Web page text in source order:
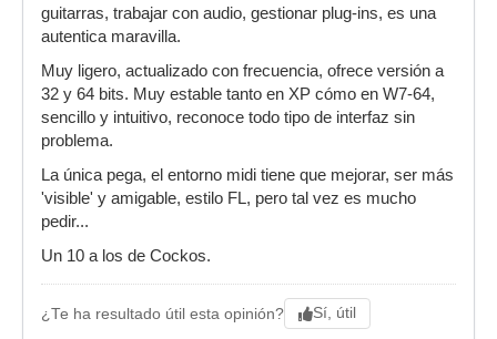
guitarras, trabajar con audio, gestionar plug-ins, es una
autentica maravilla.
Muy ligero, actualizado con frecuencia, ofrece versión a
32 y 64 bits. Muy estable tanto en XP cómo en W7-64,
sencillo y intuitivo, reconoce todo tipo de interfaz sin
problema.
La única pega, el entorno midi tiene que mejorar, ser más
'visible' y amigable, estilo FL, pero tal vez es mucho
pedir...
Un 10 a los de Cockos.
¿Te ha resultado útil esta opinión? Sí, útil